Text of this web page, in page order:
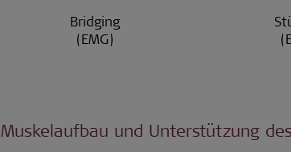
Bridging
(EMG)
Muskelaufbau und Unterstützung